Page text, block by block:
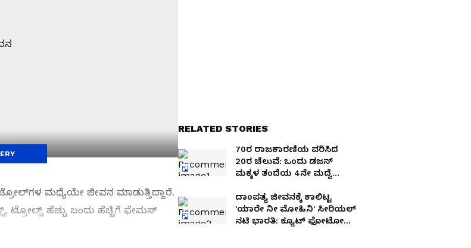
ಮಧ್ಯೆಯೇ ಜೀವನ ಮಾಡುತ್ತಿದ್ದಾರೆ.
ಹೆಚ್ಚು ಬಂದು ಹೆಚ್ಚಿಗೆ ಫೇಮಸ್​
RELATED STORIES
70ರ ರಾಜಕಾರಣಿಯ ವರಿಸಿದ
20ರ ಚೆಲುವೆ: ಒಂದು ಡಜನ್​
ಮಕ್ಕಳ ತಂದೆಯ 4ನೇ ಮದ್ವೆ
ದಾಂಪತ್ಯ ಜೀವನಕ್ಕೆ ಕಾಲಿಟ್ಟ
'ಯಾರೇ ನೀ ಮೋಹಿನಿ' ಸೀರಿಯಲ್​
ನಟಿ ಭಾರತಿ: ಕ್ಯೂಟ್​ ಫೋಟೋಸ್​